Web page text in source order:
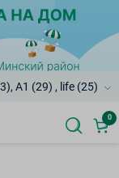
A1 (29) , life (25)
0